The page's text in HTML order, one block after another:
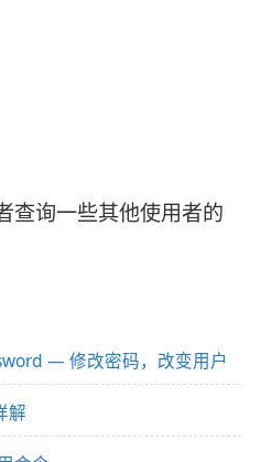
查询一些其他使用者的
— 修改密码，改变用户
解